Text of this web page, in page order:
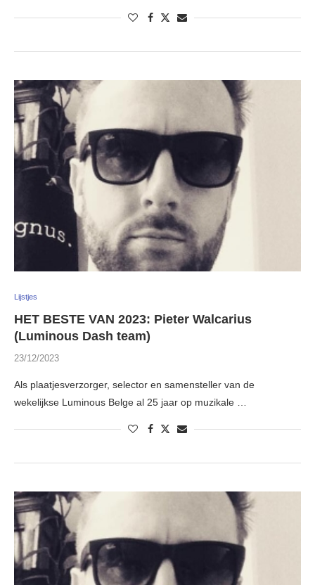
Lijstjes
HET BESTE VAN 2023: Pieter Walcarius
(Luminous Dash team)
23/12/2023
Als plaatjesverzorger, selector en samensteller van de
wekelijkse Luminous Belge al 25 jaar op muzikale …